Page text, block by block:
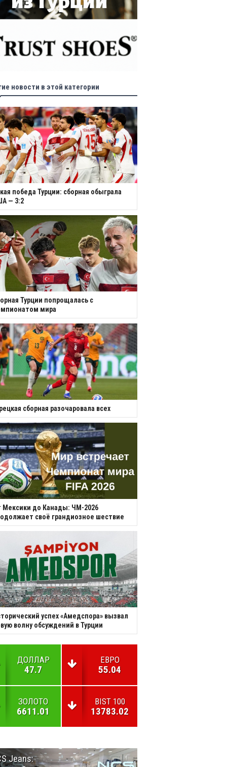
новости в этой категории
победа Турции: сборная обыграла
— 3:2
Турции попрощалась с
мира
сборная разочаровала всех
Мексики до Канады: ЧМ-2026
своё грандиозное шествие
успех «Амедспора» вызвал
волну обсуждений в Турции
ДОЛЛАР
47.7
ЕВРО
55.04
ЗОЛОТО
6611.01
BIST 100
13783.02
Jeans: